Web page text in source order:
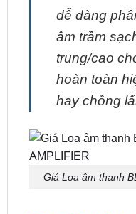
dễ dàng
âm trầm
trung/cao
hoàn toàn
hay chồng
Giá Loa âm thanh